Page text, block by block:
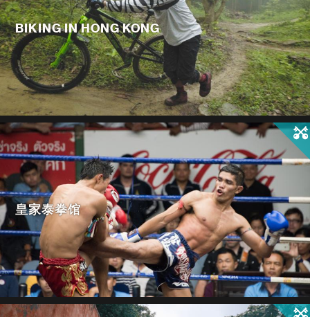
BIKING IN HONG KONG
皇家泰拳馆